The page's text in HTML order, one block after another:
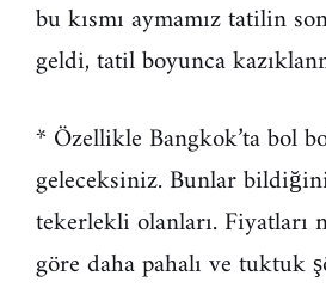
bu kısmı aymamız tatilin
geldi, tatil boyunca
* Özellikle Bangkok’ta bol
geleceksiniz. Bunlar
tekerlekli olanları. Fiyatları
göre daha pahalı ve tuktuk